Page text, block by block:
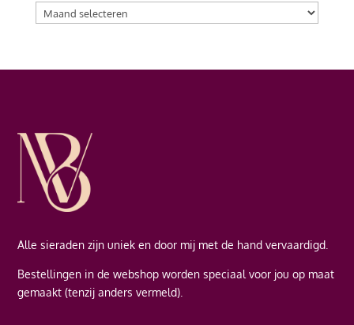
Archieven
Alle sieraden zijn uniek en door mij met de hand vervaardigd.
Bestellingen in de webshop worden speciaal voor jou op maat
gemaakt (tenzij anders vermeld).